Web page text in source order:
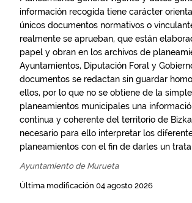
información recogida tiene carácter
únicos documentos normativos o
realmente se aprueban, que están
papel y obran en los archivos de
Ayuntamientos, Diputación Foral y
documentos se redactan sin guardar
ellos, por lo que no se obtiene de la
planeamientos municipales una
continua y coherente del territorio de
necesario para ello interpretar los
planeamientos con el fin de darles un
Ayuntamiento de Murueta
Última modificación 04 agosto 2026